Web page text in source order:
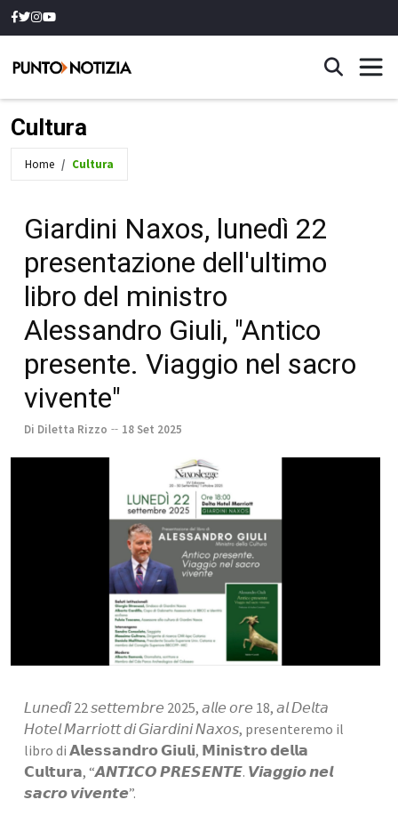
Cultura
Home Cultura
Giardini Naxos, lunedì 22
presentazione dell'ultimo
libro del ministro
Alessandro Giuli, "Antico
presente. Viaggio nel sacro
vivente"
Di Diletta Rizzo 18 Set 2025
𝘓𝘶𝘯𝘦𝘥𝘪̀ 22 𝘴𝘦𝘵𝘵𝘦𝘮𝘣𝘳𝘦 2025, 𝘢𝘭𝘭𝘦 𝘰𝘳𝘦 18, 𝘢𝘭 𝘋𝘦𝘭𝘵𝘢
𝘏𝘰𝘵𝘦𝘭 𝘔𝘢𝘳𝘳𝘪𝘰𝘵𝘵 𝘥𝘪 𝘎𝘪𝘢𝘳𝘥𝘪𝘯𝘪 𝘕𝘢𝘹𝘰𝘴, presenteremo il
libro di 𝗔𝗹𝗲𝘀𝘀𝗮𝗻𝗱𝗿𝗼 𝗚𝗶𝘂𝗹𝗶, 𝗠𝗶𝗻𝗶𝘀𝘁𝗿𝗼 𝗱𝗲𝗹𝗹𝗮
𝗖𝘂𝗹𝘁𝘂𝗿𝗮, “𝘼𝙉𝙏𝙄𝘾𝙊 𝙋𝙍𝙀𝙎𝙀𝙉𝙏𝙀. 𝙑𝙞𝙖𝙜𝙜𝙞𝙤 𝙣𝙚𝙡
𝙨𝙖𝙘𝙧𝙤 𝙫𝙞𝙫𝙚𝙣𝙩𝙚”.